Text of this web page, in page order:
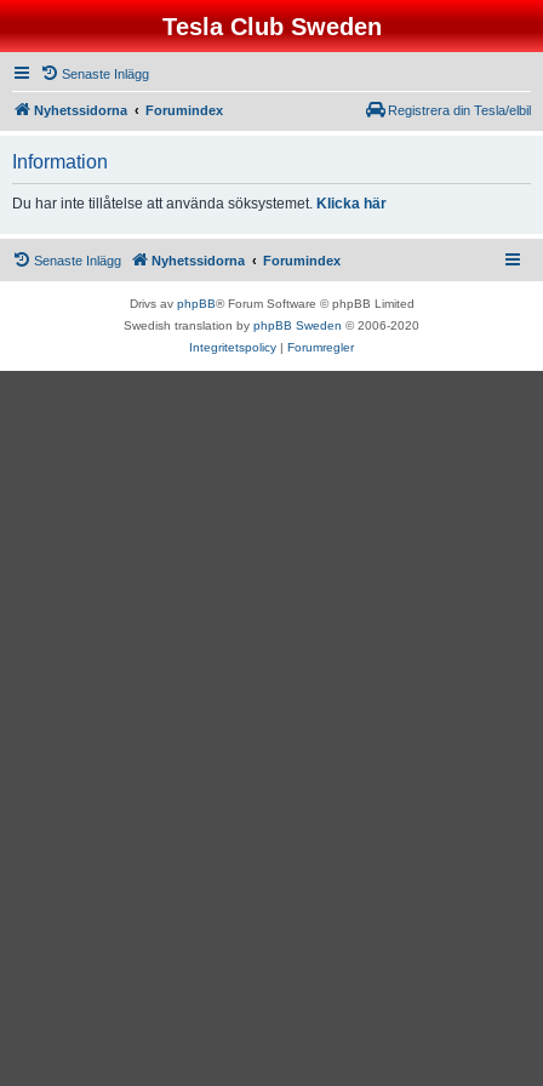
Tesla Club Sweden
Senaste Inlägg
Nyhetssidorna Forumindex Registrera din Tesla/elbil
Information
Du har inte tillåtelse att använda söksystemet. Klicka här
Senaste Inlägg Nyhetssidorna Forumindex
Drivs av phpBB® Forum Software © phpBB Limited
Swedish translation by phpBB Sweden © 2006-2020
Integritetspolicy | Forumregler